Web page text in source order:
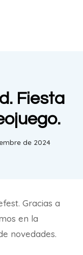
Fiesta
de 2024
Gracias a
en la
novedades.